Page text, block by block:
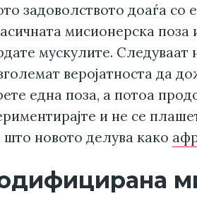
задоволството доаѓа
мисионерска поза
мускулите. Следуваат
веројатноста да
една поза, а потоа
и не се
што новото делува како